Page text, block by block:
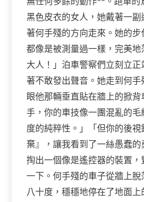
黑色皮衣的女人，她戴著一
著何手殘的方向走來。她的
都像是被測量過一樣，完美
大人！」泊車警察們立刻立
著不敢發出聲音。她走到何
眼他那輛垂直貼在牆上的掀
手，你的車技像一團混亂的
度的純粹性。」「但你的後
棄』，讓我看到了一絲愚蠢
掏出一個像是遙控器的裝置
一下。何手殘的車子從牆上
八十度，穩穩地停在了地面